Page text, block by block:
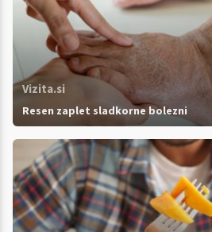
Vizita.si
Resen zaplet sladkorne bolezni